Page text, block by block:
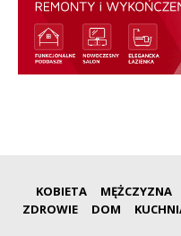
KOBIETA MĘŻCZYZNA
ZDROWIE
DOM